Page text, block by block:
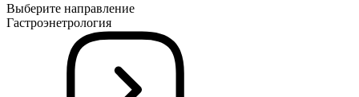
Выберите направление
Гастроэнетрология